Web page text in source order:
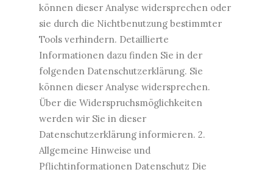
können dieser Analyse widersprechen oder
sie durch die Nichtbenutzung bestimmter
Tools verhindern. Detaillierte
Informationen dazu finden Sie in der
folgenden Datenschutzerklärung. Sie
können dieser Analyse widersprechen.
Über die Widerspruchsmöglichkeiten
werden wir Sie in dieser
Datenschutzerklärung informieren. 2.
Allgemeine Hinweise und
Pflichtinformationen Datenschutz Die